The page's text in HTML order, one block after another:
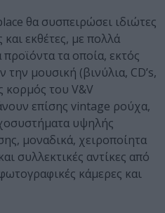
θα συσπειρώσει ιδιώτες
και εκθέτες, με πολλά
προϊόντα τα οποία, εκτός
μουσική (βινύλια, CD’s,
κορμός του V&V
επίσης vintage ρούχα,
υψηλής
μοναδικά, χειροποίητα
συλλεκτικές αντίκες από
κάμερες και